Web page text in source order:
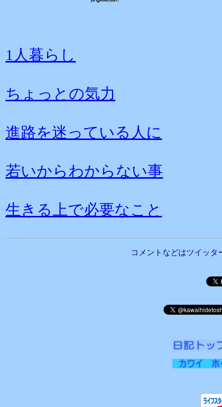
1人暮らし
ちょっとの気力
進路を迷っている人に
若いからわからない事
生きる上で必要なこと
コメントなどはツイッタ